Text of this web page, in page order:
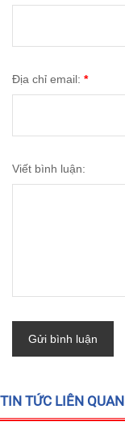
Địa chỉ email: *
Viết bình luận:
Gửi bình luận
TIN TỨC LIÊN QUAN